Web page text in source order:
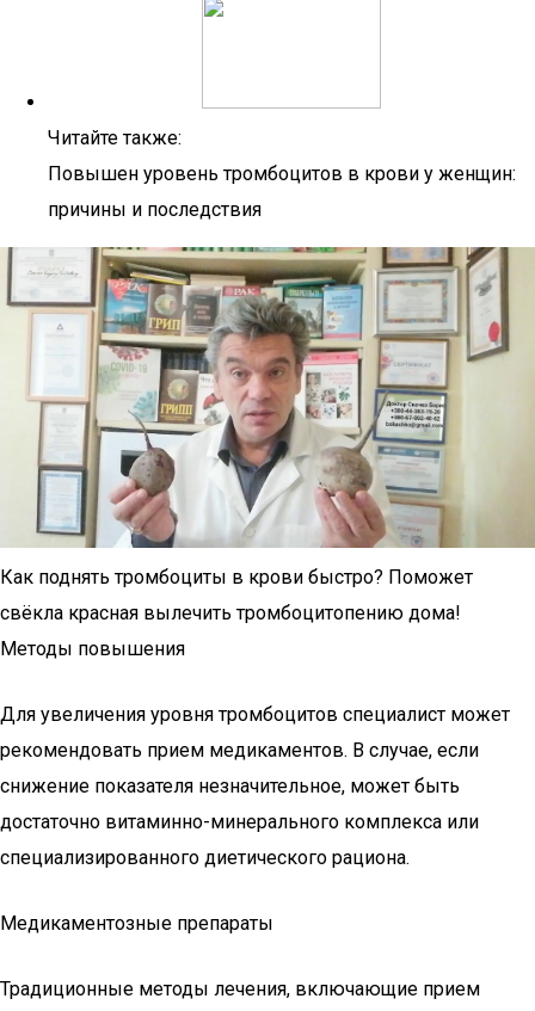
Читайте также:
Повышен уровень тромбоцитов в крови у женщин:
причины и последствия
Как поднять тромбоциты в крови быстро? Поможет
свёкла красная вылечить тромбоцитопению дома!
Методы повышения
Для увеличения уровня тромбоцитов специалист может
рекомендовать прием медикаментов. В случае, если
снижение показателя незначительное, может быть
достаточно витаминно-минерального комплекса или
специализированного диетического рациона.
Медикаментозные препараты
Традиционные методы лечения, включающие прием